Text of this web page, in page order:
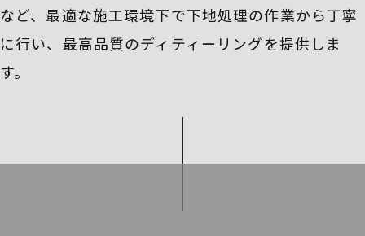
など、最適な施工環境下で下地処理の作業から丁寧
に行い、 最高品質のディティーリングを提供しま
す。